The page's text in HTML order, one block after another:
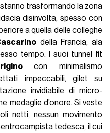
trasformando la zona
disinvolta, spesso con
a quella delle colleghe
della Francia, ala
tempo. I suoi tunnel fit
con minimalismo
impeccabili, gilet su
invidiabile di micro-
medaglie d’onore. Si veste
netti, nessun movimento
tedesca, il cui